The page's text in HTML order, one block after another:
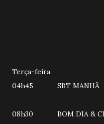
Terça-feira
04h45
08h30 BOM DIA &